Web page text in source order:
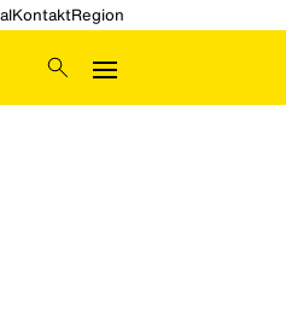
KontaktRegion